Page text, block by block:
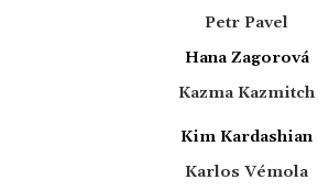
Petr Pavel
Hana Zagorová
Kazma Kazmitch
Kim Kardashian
Karlos Vémola